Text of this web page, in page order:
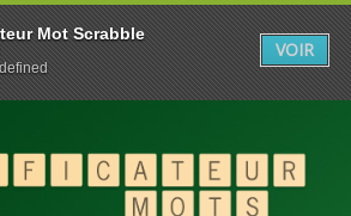
Mot Scrabble
VOIR